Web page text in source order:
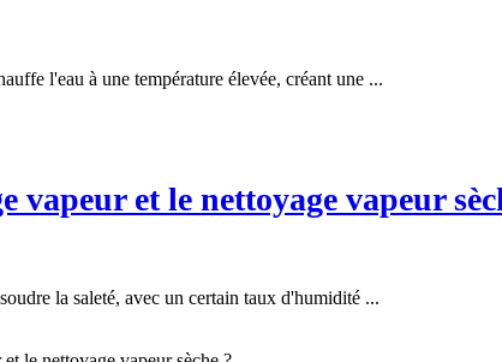
l'eau à une température élevée, créant une ...
vapeur et le nettoyage vapeur
la saleté, avec un certain taux d'humidité ...